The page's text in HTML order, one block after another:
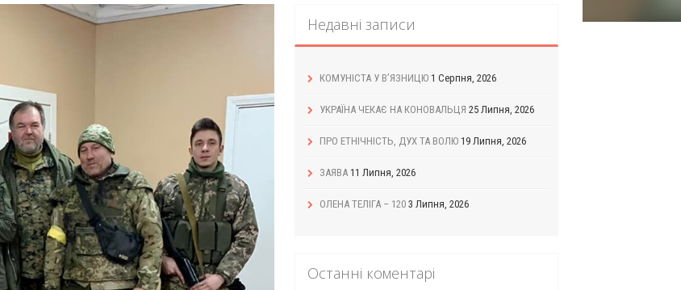
Недавні записи
КОМУНІСТА У В’ЯЗНИЦЮ 1 Серпня, 2026
УКРАЇНА ЧЕКАЄ НА КОНОВАЛЬЦЯ 25 Липня, 2026
ПРО ЕТНІЧНІСТЬ, ДУХ ТА ВОЛЮ 19 Липня, 2026
ЗАЯВА 11 Липня, 2026
ОЛЕНА ТЕЛІГА – 120 3 Липня, 2026
Останні коментарі